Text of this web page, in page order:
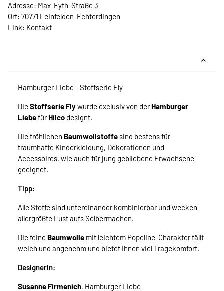
Adresse: Max-Eyth-Straße 3
Ort: 70771 Leinfelden-Echterdingen
Link: Kontakt
Hamburger Liebe - Stoffserie Fly
Die Stoffserie Flywurde exclusiv von derHamburger
LiebefürHilco designt.
Die fröhlichen Baumwollstoffe sind bestens für
traumhafte Kinderkleidung, Dekorationen und
Accessoires, wie auch für jung gebliebene Erwachsene
geeignet.
Tipp:
Alle Stoffe sind untereinander kombinierbar und wecken
allergrößte Lust aufs Selbermachen.
Die feine Baumwolle mit leichtem Popeline-Charakter fällt
weich und angenehm und bietet Ihnen viel Tragekomfort.
Designerin:
Susanne Firmenich, Hamburger Liebe